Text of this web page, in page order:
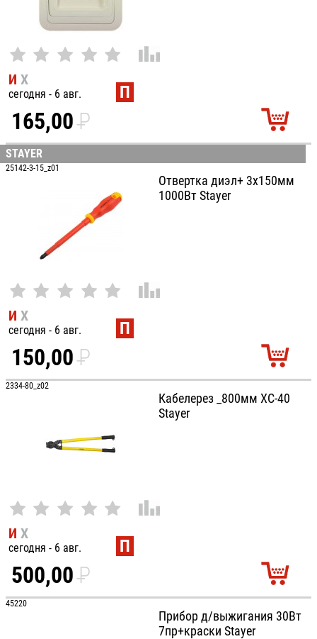
И Х
сегодня - 6 авг. П
165,00P
УБ.
STAYER
25142-3-15_z01
Отвертка диэл+ 3x150мм
1000Вт Stayer
И Х
сегодня - 6 авг. П
150,00P
УБ.
2334-80_z02
Кабелерез _800мм XC-40
Stayer
И Х
сегодня - 6 авг. П
500,00P
УБ.
45220
Прибор д/выжигания 30Вт
7пр+краски Stayer